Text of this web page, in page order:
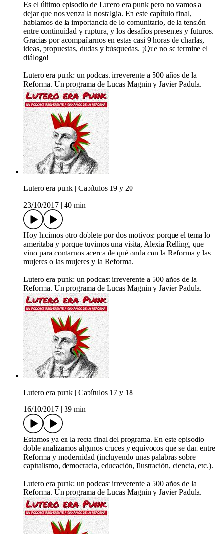
Es el último episodio de Lutero era punk pero no vamos a
dejar que nos venza la nostalgia. En este capítulo final,
hablamos de la importancia de lo comunitario, de la tensión
entre continuidad y ruptura, y los desafíos presentes y futuros.
Gracias por acompañarnos en estas casi 9 horas de charlas,
ideas, propuestas, dudas y búsquedas. ¡Que no se termine el
diálogo!
Lutero era punk: un podcast irreverente a 500 años de la
Reforma. Un programa de Lucas Magnin y Javier Padula.
Lutero era punk | Capítulos 19 y 20
23/10/2017
40 min
Hoy hicimos otro doblete por dos motivos: porque el tema lo
ameritaba y porque tuvimos una visita, Alexia Relling, que
vino para contarnos acerca de qué onda con la Reforma y las
mujeres o las mujeres y la Reforma.
Lutero era punk: un podcast irreverente a 500 años de la
Reforma. Un programa de Lucas Magnin y Javier Padula.
Lutero era punk | Capítulos 17 y 18
16/10/2017
39 min
Estamos ya en la recta final del programa. En este episodio
doble analizamos algunos cruces y equívocos que se dan entre
Reforma y modernidad (incluyendo unas palabras sobre
capitalismo, democracia, educación, Ilustración, ciencia, etc.).
Lutero era punk: un podcast irreverente a 500 años de la
Reforma. Un programa de Lucas Magnin y Javier Padula.